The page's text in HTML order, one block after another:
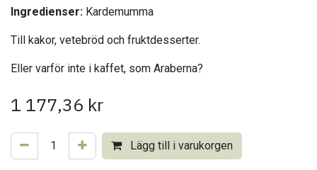
Ingredienser: Kardemumma
Till kakor, vetebröd och fruktdesserter.
Eller varför inte i kaffet, som Araberna?
1 177,36 kr
Lägg till i varukorgen